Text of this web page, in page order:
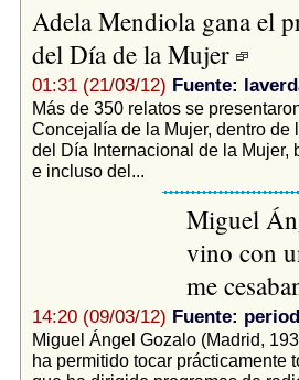
Adela Mendiola gana el
del Día de la Mujer
01:31 (21/03/12) Fuente:
Más de 350 relatos se
Concejalía de la Mujer, dentro
del Día Internacional de la Mujer,
e incluso del...
Miguel
vino con
me
14:20 (09/03/12) Fuente:
Miguel Ángel Gozalo (Madrid,
ha permitido tocar prácticamente